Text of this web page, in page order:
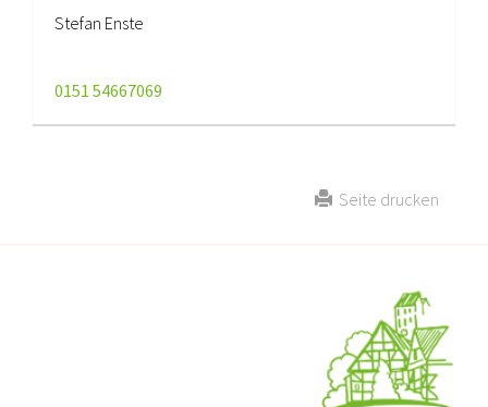
Stefan Enste
0151 54667069
Seite drucken